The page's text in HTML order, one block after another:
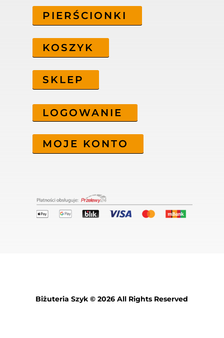
PIERŚCIONKI
KOSZYK
SKLEP
LOGOWANIE
MOJE KONTO
Biżuteria Szyk © 2026 All Rights Reserved